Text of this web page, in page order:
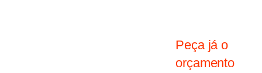
Peça já o
orçamento